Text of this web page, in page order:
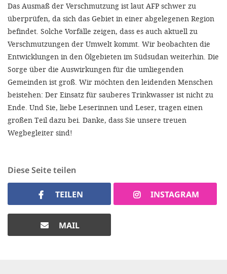
Das Ausmaß der Verschmutzung ist laut AFP schwer zu
überprüfen, da sich das Gebiet in einer abgelegenen Region
befindet. Solche Vorfälle zeigen, dass es auch aktuell zu
Verschmutzungen der Umwelt kommt. Wir beobachten die
Entwicklungen in den Ölgebieten im Südsudan weiterhin. Die
Sorge über die Auswirkungen für die umliegenden
Gemeinden ist groß. Wir möchten den leidenden Menschen
beistehen: Der Einsatz für sauberes Trinkwasser ist nicht zu
Ende. Und Sie, liebe Leserinnen und Leser, tragen einen
großen Teil dazu bei. Danke, dass Sie unsere treuen
Wegbegleiter sind!
Diese Seite teilen
TEILEN INSTAGRAM
MAIL